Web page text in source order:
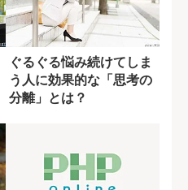
ぐるぐる悩み続けてしま
う人に効果的な「思考の
分離」とは？